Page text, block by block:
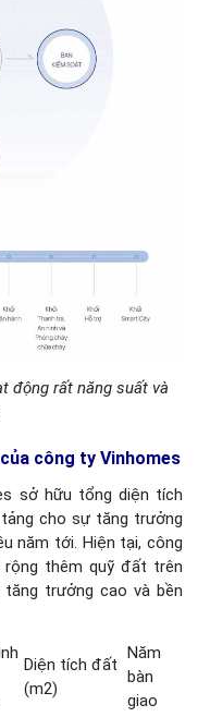
động rất năng suất và
công ty Vinhomes
sở hữu tổng diện tích
cho sự tăng trưởng
năm tới. Hiện tại, công
thêm quỹ đất trên
trưởng cao và bền
Diện tích đất
(m2)
Năm
bàn
giao